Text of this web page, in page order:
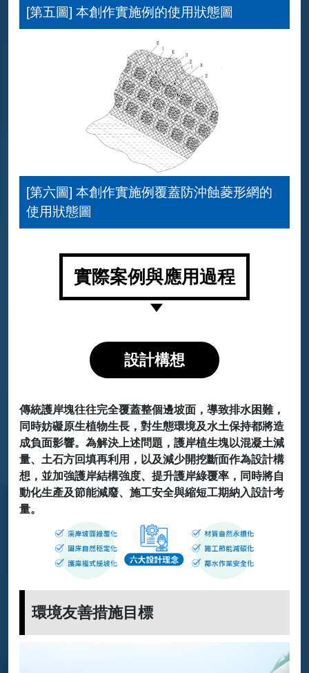
[第五圖] 本創作實施例的使用狀態圖
[第六圖] 本創作實施例覆蓋防沖蝕菱形網的
使用狀態圖
實際案例與應用過程
設計構想
傳統護岸塊往往完全覆蓋整個邊坡面，導致排水困難，
同時妨礙原生植物生長，對生態環境及水土保持都將造
成負面影響。為解決上述問題，護岸植生塊以混凝土減
量、土石方回填再利用，以及減少開挖斷面作為設計構
想，並加強護岸結構強度、提升護岸綠覆率，同時將自
動化生產及節能減廢、施工安全與縮短工期納入設計考
量。
環境友善措施目標